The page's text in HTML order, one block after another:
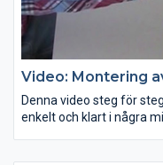
Video: Montering
Denna video steg för
enkelt och klart i några